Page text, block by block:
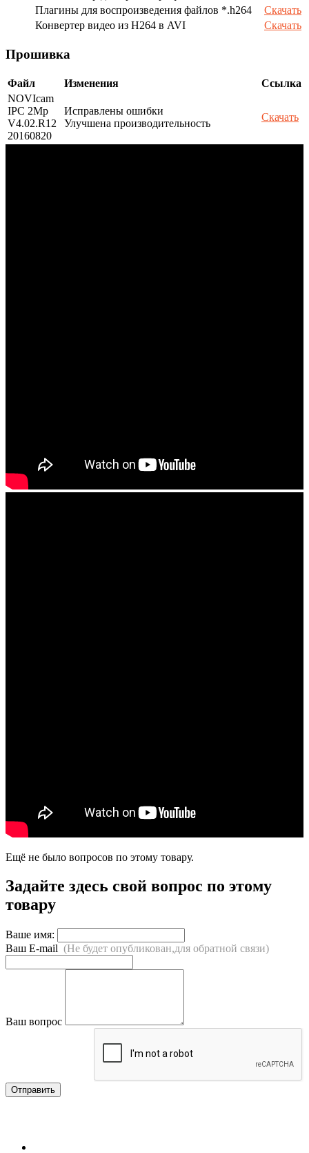
Плагины для воспроизведения файлов *.h264
Скачать
Конвертер видео из H264 в AVI
Скачать
Прошивка
Файл Изменения
Ссылка
NOVIcam
IPC 2Mp
V4.02.R12
20160820
Исправлены ошибки
Улучшена производительность
Скачать
Ещё не было вопросов по этому товару.
Задайте здесь свой вопрос по этому
товару
Ваше имя:
Ваш E-mail (Не будет опубликован,для обратной связи)
Ваш вопрос
Отправить